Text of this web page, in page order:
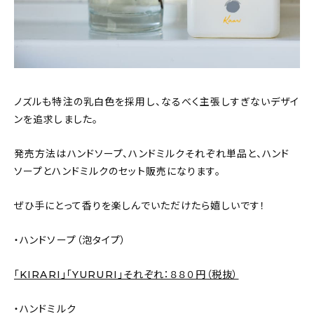
ノズルも特注の乳白色を採用し、なるべく主張しすぎないデザイ
ンを追求しました。
発売方法はハンドソープ、ハンドミルクそれぞれ単品と、ハンド
ソープとハンドミルクのセット販売になります。
ぜひ手にとって香りを楽しんでいただけたら嬉しいです！
・ハンドソープ（泡タイプ）
「KIRARI」「YURURI」それぞれ：８８０円（税抜）
・ハンドミルク